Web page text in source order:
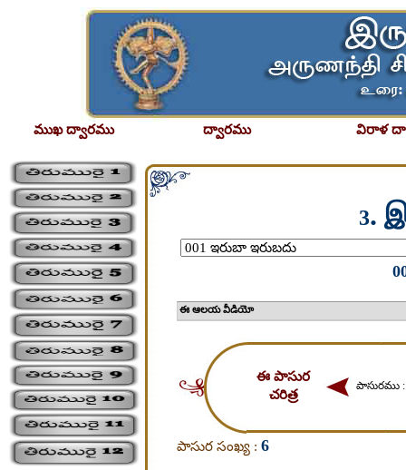
ముఖ ద్వారము ద్వారము విరాళ
3.
ఈ ఆలయ వీడియో
ఈ పాసుర
చరిత్ర
పాసురము
పాసుర సంఖ్య : 6